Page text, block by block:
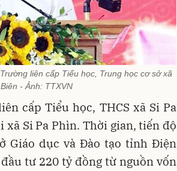
liên cấp Tiểu học, Trung học cơ sở xã
- Ảnh: TTXVN
cấp Tiểu học, THCS xã Si Pa
Si Pa Phìn. Thời gian, tiến độ
Giáo dục và Đào tạo tỉnh Điện
tư 220 tỷ đồng từ nguồn vốn